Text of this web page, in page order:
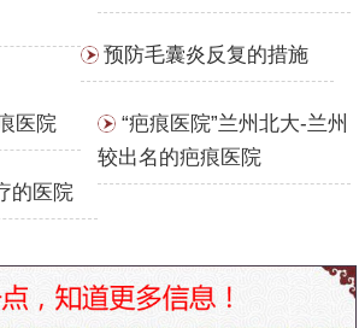
预防毛囊炎反复的措施
“疤痕医院”兰州北大-兰州
较出名的疤痕医院
医院
的医院